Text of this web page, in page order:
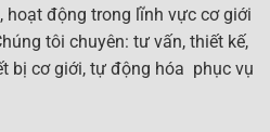
động trong lĩnh vực cơ giới
tôi chuyên: tư vấn, thiết kế,
bị cơ giới, tự động hóa phục vụ